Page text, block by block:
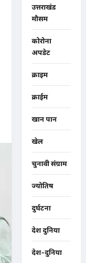
उत्तराखंड
मौसम
कोरोना
अपडेट
क्राइम
क्राईम
खान पान
खेल
चुनावी संग्राम
ज्योतिष
दुर्घटना
देश दुनिया
देश-दुनिया